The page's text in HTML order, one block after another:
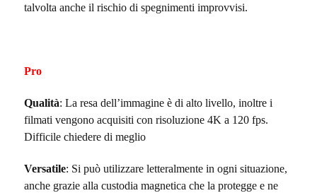
talvolta anche il rischio di spegnimenti improvvisi.
Pro
Qualità: La resa dell’immagine è di alto livello, inoltre i
filmati vengono acquisiti con risoluzione 4K a 120 fps.
Difficile chiedere di meglio
Versatile: Si può utilizzare letteralmente in ogni situazione,
anche grazie alla custodia magnetica che la protegge e ne